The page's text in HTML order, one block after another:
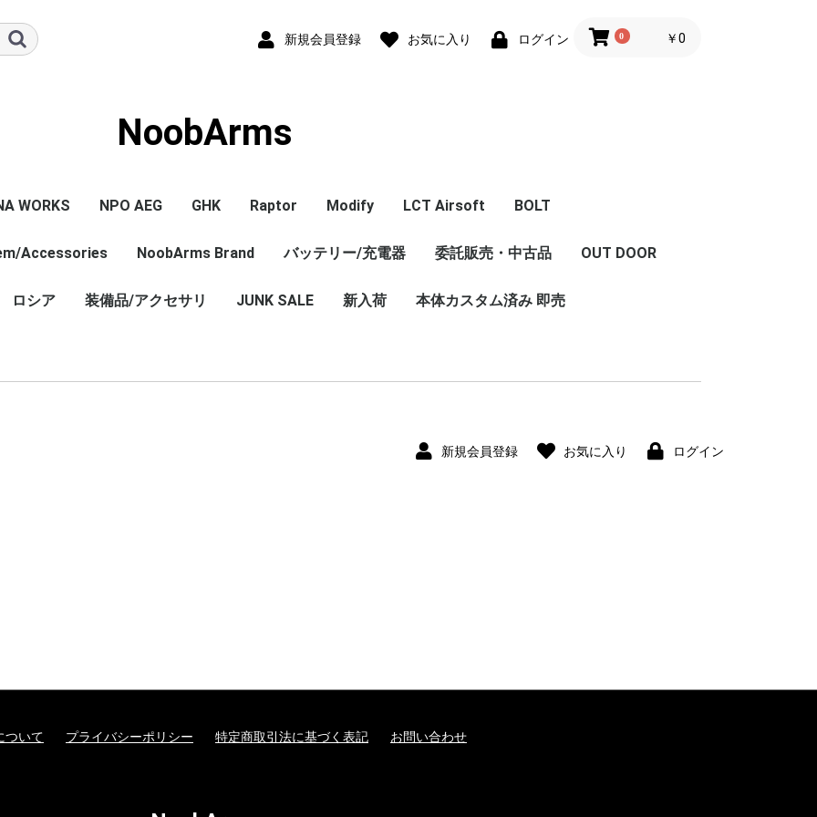
新規会員登録 お気に入り ログイン 0 ￥0
NoobArms
WORKS
本体
/アクセサリー
ン
サリー
NPO AEG
NPO内部カスタム
エアガン本体
マガジン
パーツ
その他
GHK
GHK GBB 本体
CO2マガジン
パーツ
Raptor
エアガン本体
パーツ
Modify
エアガン本体
マガジン
パーツ
LCT Airsoft
エアガン本体
フロントキット
コンバージョンキット
マガジン
Z Series Parts
ハンドガード/グリッ
セット
ストック
グリップ
ハンドガード/レイル
フロント周辺パーツ
レシーバー周辺パーツ
インナーパーツ
内部カスタム
LCT 限定商品
BOLT
Accessories NoobArms Brand
Original sticker
Original item
Vintage・Weathering
AK Custom
バッテリー/充電器 委託販売・中古品 OUT DOOR
ロシア 装備品/アクセサリ JUNK SALE 新入荷 本体カスタム済み 即売
新規会員登録 お気に入り ログイン
ついて プライバシーポリシー 特定商取引法に基づく表記 お問い合わせ